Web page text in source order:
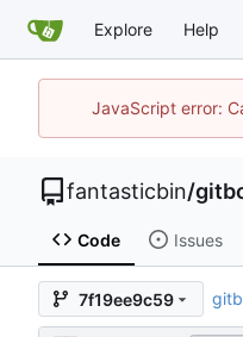
Explore Help
JavaScript error:
fantasticbin/
Code Issues
7f19ee9c59